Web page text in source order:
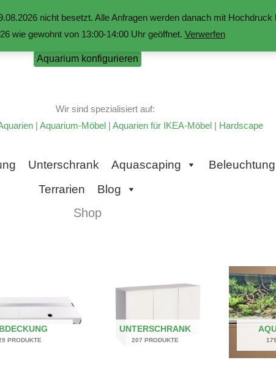
nicht besetzt. Alle Anfragen werden danach mit
wie gewohnt von 13:00-14:00 Uhr geöffnet. Verwerfen
Aquarium konfigurieren
Wir sind spezialisiert auf:
| Aquarium-Möbel | Aquarien für IKEA-Möbel | Hardscape
Unterschrank Aquascaping Beleuchtung
Terrarien
Blog
Shop
PRODUKTE
UNTERSCHRANK
207 PRODUKTE